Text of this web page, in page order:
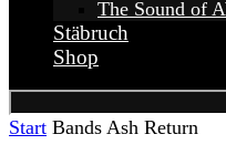
The Sound of
Stäbruch
Shop
Start Bands Ash Return